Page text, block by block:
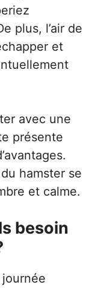
plus, l’air de
et
avec une
présente
hamster se
et calme.
besoin